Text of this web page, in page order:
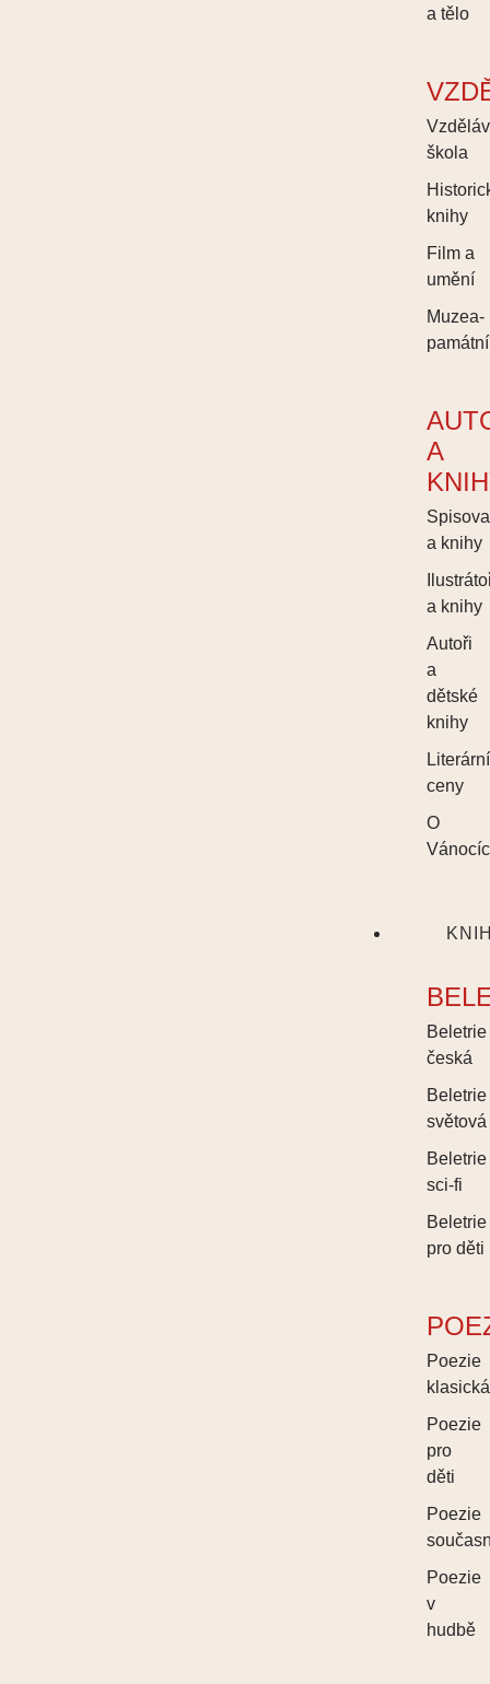
a tělo
škola
knihy
Film a
umění
Muzea-
A
a knihy
a knihy
Autoři
a
dětské
knihy
Literární
ceny
O
Beletrie
česká
Beletrie
světová
Beletrie
sci-fi
Beletrie
pro děti
Poezie
klasická
Poezie
pro
děti
Poezie
Poezie
v
hudbě